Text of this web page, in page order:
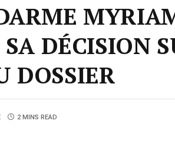
DÉCISION
DOSSIER
2 MINS READ